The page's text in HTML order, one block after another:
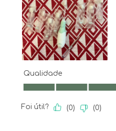
Qualidade
Qualidade, 5.0 em 5
Foi útil? (0) (0)